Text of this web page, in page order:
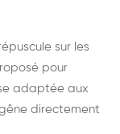
sur les
pour
adaptée aux
directement